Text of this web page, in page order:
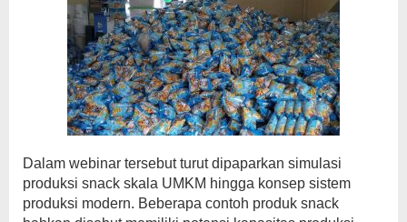
Dalam webinar tersebut turut dipaparkan simulasi
produksi snack skala UMKM hingga konsep sistem
produksi modern. Beberapa contoh produk snack